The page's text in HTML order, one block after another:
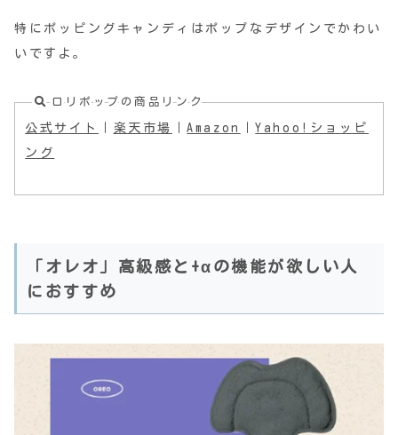
特にポッピングキャンディはポップなデザインでかわい
いですよ。
ロリポップの商品リンク
公式サイト 楽天市場 ｜Amazon ｜Yahoo!ショッピ
ング
「オレオ」高級感と+αの機能が欲しい人
におすすめ